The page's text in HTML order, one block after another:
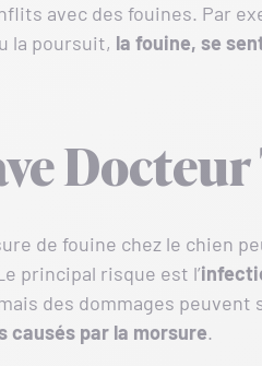
avec des fouines. Par
la poursuit, la fouine, se
Docteur
de fouine chez le chien
principal risque est l’
des dommages
causés par la morsure.